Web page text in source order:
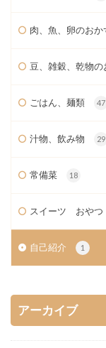
肉、魚、卵のおか
豆、雑穀、乾物の
ごはん、麺類 47
汁物、飲み物 29
常備菜 18
スイーツ おやつ
自己紹介 1
アーカイブ